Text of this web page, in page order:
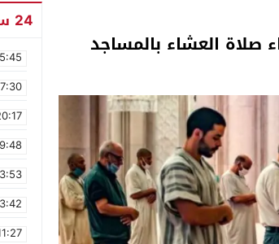
صلاة العشاء بالمساجد
24 ساعة